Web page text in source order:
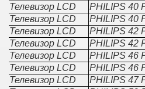
Телевизор LCD
PHILIPS 40
Телевизор LCD
PHILIPS 40
Телевизор LCD
PHILIPS 42
Телевизор LCD
PHILIPS 42
Телевизор LCD
PHILIPS 46
Телевизор LCD
PHILIPS 46
Телевизор LCD
PHILIPS 47